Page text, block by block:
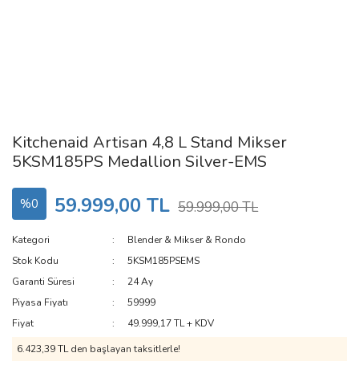
Kitchenaid Artisan 4,8 L Stand Mikser
5KSM185PS Medallion Silver-EMS
%0 59.999,00 TL 59.999,00 TL
Kategori
Blender & Mikser & Rondo
Stok Kodu
5KSM185PSEMS
Garanti Süresi
24 Ay
Piyasa Fiyatı
59999
Fiyat
49.999,17 TL + KDV
6.423,39 TL den başlayan taksitlerle!